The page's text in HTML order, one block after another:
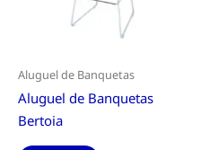
Aluguel de Banquetas
Aluguel de Banquetas
Bertoia